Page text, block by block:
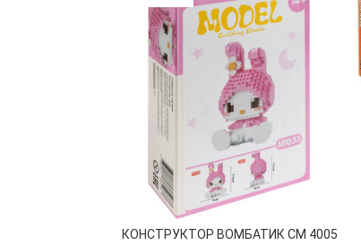
КОНСТРУКТОР ВОМБАТИК СM 4005